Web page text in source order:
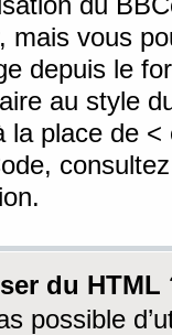
mais vous
depuis le
au style
la place de <
du HTML
possible